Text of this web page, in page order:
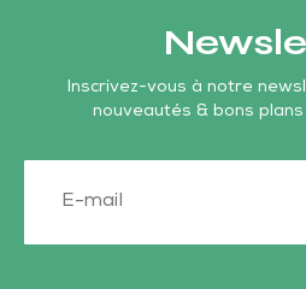
Inscrivez-vous à notre
nouveautés & bons